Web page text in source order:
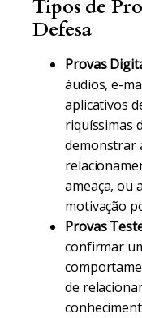
Tipos de
Defesa
Provas
áudios, e-
aplicativos
riquíssimas
demonstrar
ameaça, ou
motivação
Provas
confirmar
de